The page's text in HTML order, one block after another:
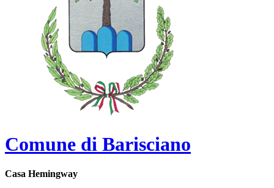
Comune di Barisciano
Casa Hemingway